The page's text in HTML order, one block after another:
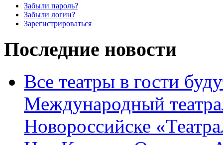
Забыли пароль?
Забыли логин?
Зарегистрироваться
Последние новости
Все театры в гости
Международный
Новороссийске